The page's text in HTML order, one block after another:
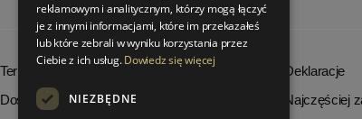
Terminy realizacji zamówień
Dostępność produktów
Deklaracje
Najczęściej
reklamowym i analitycznym, którzy mogą łączyć
je z innymi informacjami, które im przekazałeś
lub które zebrali w wyniku korzystania przez
Ciebie z ich usług.Dowiedz się więcej
NIEZBĘDNE